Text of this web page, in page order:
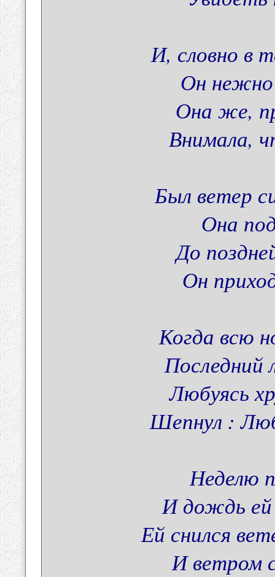
И, словно в
Он нежно
Она же,
Внимала,
Был ветер
Она
До
Он
Когда всю
Последний
Любуясь
Шепнул :
Неделю
И дождь ей
Ей снился
И ветром